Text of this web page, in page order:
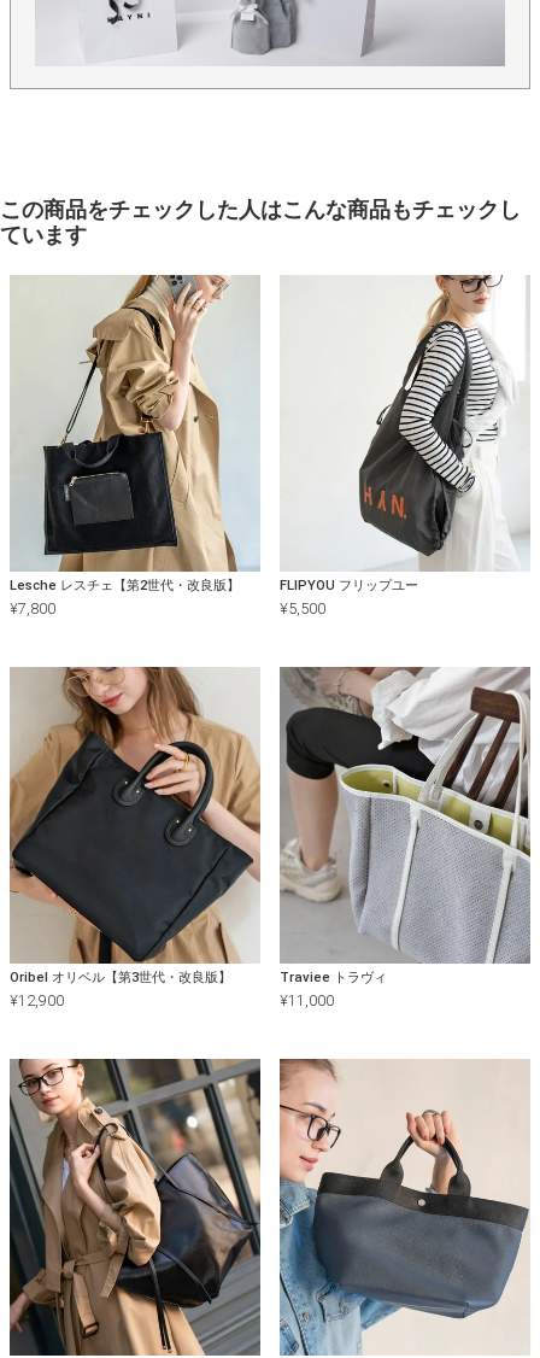
この商品をチェックした人はこんな商品もチェックし
ています
Lesche レスチェ【第2世代・改良版】
¥7,800
FLIPYOU フリップユー
¥5,500
Oribel オリベル【第3世代・改良版】
¥12,900
Traviee トラヴィ
¥11,000